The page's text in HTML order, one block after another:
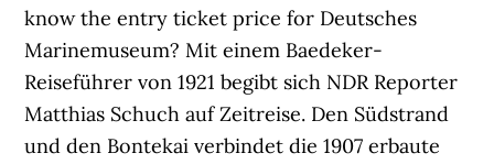
know the entry ticket price for Deutsches
Marinemuseum? Mit einem Baedeker-
Reiseführer von 1921 begibt sich NDR Reporter
Matthias Schuch auf Zeitreise. Den Südstrand
und den Bontekai verbindet die 1907 erbaute